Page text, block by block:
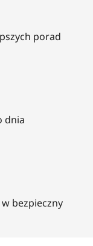
porad
dnia
bezpieczny